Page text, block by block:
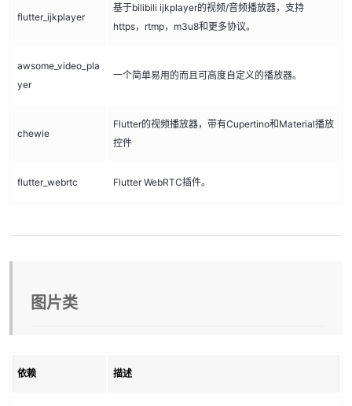
flutter_ijkplayer
基于bilibili ijkplayer的视频/音频播放器，支持
https，rtmp，m3u8和更多协议。
awsome_video_pla
yer
一个简单易用的而且可高度自定义的播放器。
chewie
Flutter的视频播放器，带有Cupertino和Material播放
控件
flutter_webrtc Flutter WebRTC插件。
图片类
依赖 描述